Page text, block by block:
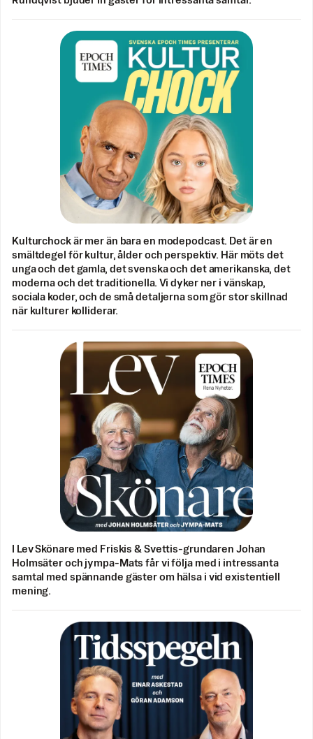
Kulturchock är mer än bara en modepodcast. Det är en
smältdegel för kultur, ålder och perspektiv. Här möts det
unga och det gamla, det svenska och det amerikanska, det
moderna och det traditionella. Vi dyker ner i vänskap,
sociala koder, och de små detaljerna som gör stor skillnad
när kulturer kolliderar.
I Lev Skönare med Friskis & Svettis-grundaren Johan
Holmsäter och jympa-Mats får vi följa med i intressanta
samtal med spännande gäster om hälsa i vid existentiell
mening.